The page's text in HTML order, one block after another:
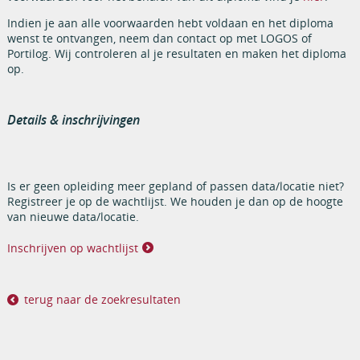
Indien je aan alle voorwaarden hebt voldaan en het diploma
wenst te ontvangen, neem dan contact op met LOGOS of
Portilog. Wij controleren al je resultaten en maken het diploma
op.
Details & inschrijvingen
Is er geen opleiding meer gepland of passen data/locatie niet?
Registreer je op de wachtlijst. We houden je dan op de hoogte
van nieuwe data/locatie.
Inschrijven op wachtlijst
terug naar de zoekresultaten